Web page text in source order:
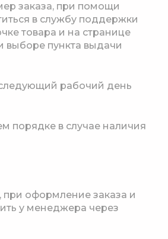
заказа, при помощи
в службу поддержки
товара и на странице
выборе пункта выдачи
рабочий день
порядке в случае наличия
при оформление заказа и
у менеджера через